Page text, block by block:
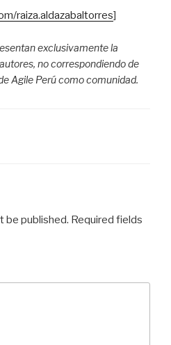
raiza.aldazabaltorres]
exclusivamente la
no correspondiendo de
Agile Perú como comunidad.
be published. Required fields